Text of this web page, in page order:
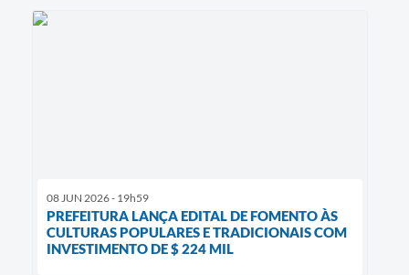
08 JUN 2026 - 19h59
PREFEITURA LANÇA EDITAL DE FOMENTO ÀS
CULTURAS POPULARES E TRADICIONAIS COM
INVESTIMENTO DE $ 224 MIL